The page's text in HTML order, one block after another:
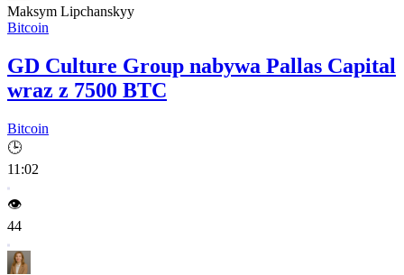
Maksym Lipchanskyy
Bitcoin
GD Culture Group nabywa Pallas Capital
wraz z 7500 BTC
Bitcoin
🕒
11:02
👁️
44